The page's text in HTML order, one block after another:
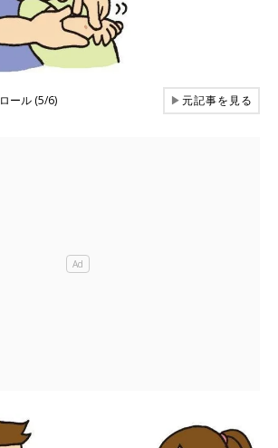
ール (5/6) ▶元記事を見る